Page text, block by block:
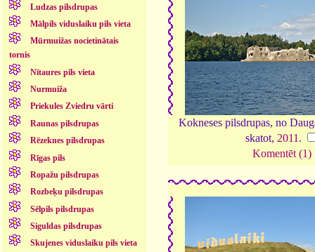
Ludzas pilsdrupas
Mālpils viduslaiku pils vieta
Mūrmuižas nocietinātais
tornis
Nītaures pils vieta
Nurmuiža
Priekules Zviedru vārti
Raunas pilsdrupas
Rēzeknes pilsdrupas
Rīgas pils
Ropažu pilsdrupas
Rozbeķu pilsdrupas
Sēlpils pilsdrupas
Siguldas pilsdrupas
Skujenes viduslaiku pils vieta
Kokneses pilsdrupas, no
skatot, 2011 .
Komentēt (1)